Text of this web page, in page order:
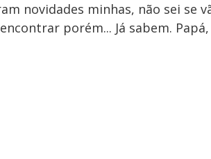
novidades minhas, não sei se
porém... Já sabem.